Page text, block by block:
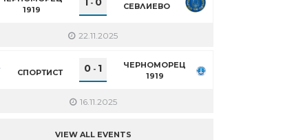
1919
- СЕВЛИЕВО
22.11.2025
СПОРТИСТ 0 - 1
ЧЕРНОМОРЕЦ
1919
16.11.2025
VIEW ALL EVENTS